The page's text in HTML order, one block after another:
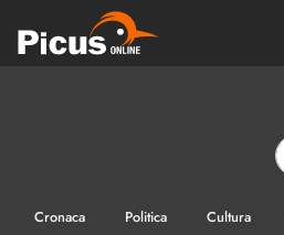
Cronaca Politica Cultura